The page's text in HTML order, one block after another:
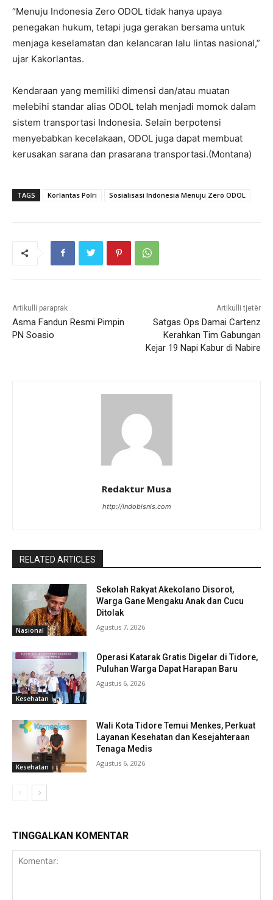
“Menuju Indonesia Zero ODOL tidak hanya upaya
penegakan hukum, tetapi juga gerakan bersama untuk
menjaga keselamatan dan kelancaran lalu lintas nasional,”
ujar Kakorlantas.
Kendaraan yang memiliki dimensi dan/atau muatan
melebihi standar alias ODOL telah menjadi momok dalam
sistem transportasi Indonesia. Selain berpotensi
menyebabkan kecelakaan, ODOL juga dapat membuat
kerusakan sarana dan prasarana transportasi.(Montana)
TAGS Korlantas Polri Sosialisasi Indonesia Menuju Zero ODOL
Artikulli paraprak
Asma Fandun Resmi Pimpin
PN Soasio
Artikulli tjetër
Satgas Ops Damai Cartenz
Kerahkan Tim Gabungan
Kejar 19 Napi Kabur di Nabire
Redaktur Musa
http://indobisnis.com
RELATED ARTICLES
Nasional
Sekolah Rakyat Akekolano Disorot,
Warga Gane Mengaku Anak dan Cucu
Ditolak
Agustus 7, 2026
Kesehatan
Operasi Katarak Gratis Digelar di Tidore,
Puluhan Warga Dapat Harapan Baru
Agustus 6, 2026
Kesehatan
Wali Kota Tidore Temui Menkes, Perkuat
Layanan Kesehatan dan Kesejahteraan
Tenaga Medis
Agustus 6, 2026
TINGGALKAN KOMENTAR